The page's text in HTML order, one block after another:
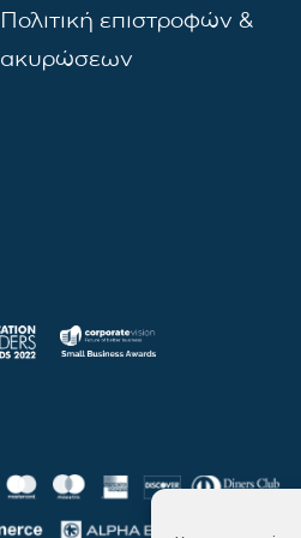
Πολιτική επιστροφών &
ακυρώσεων